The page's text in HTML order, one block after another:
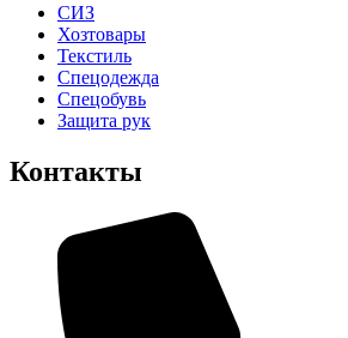
СИЗ
Хозтовары
Текстиль
Спецодежда
Спецобувь
Защита рук
Контакты